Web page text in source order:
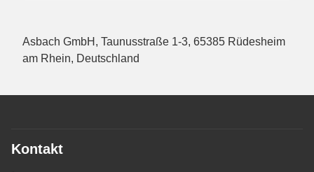
Asbach GmbH, Taunusstraße 1-3, 65385 Rüdesheim
am Rhein, Deutschland
Kontakt